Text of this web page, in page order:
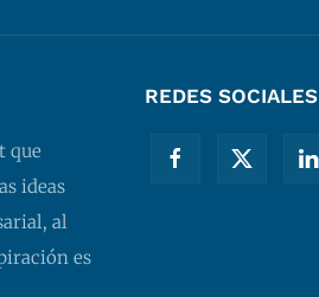
que
ideas
al
es
REDES SOCIALES